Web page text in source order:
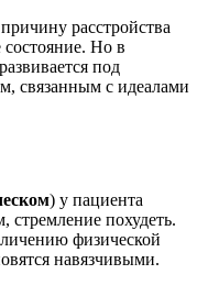
расстройства
Но в
под
связанным с идеалами
) у пациента
стремление похудеть.
физической
навязчивыми.